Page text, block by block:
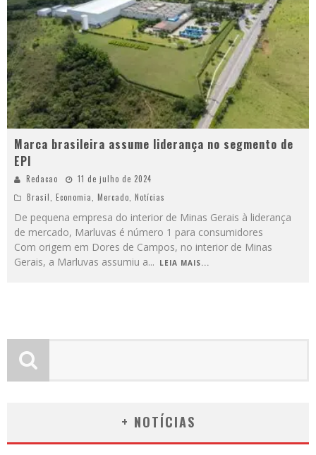
Marca brasileira assume liderança no segmento de
EPI
Redacao
11 de julho de 2024
Brasil
Economia Mercado Notícias
De pequena empresa do interior de Minas Gerais à liderança
de mercado, Marluvas é número 1 para consumidores
Com origem em Dores de Campos, no interior de Minas
Gerais, a Marluvas assumiu a... LEIA MAIS...
+ NOTÍCIAS